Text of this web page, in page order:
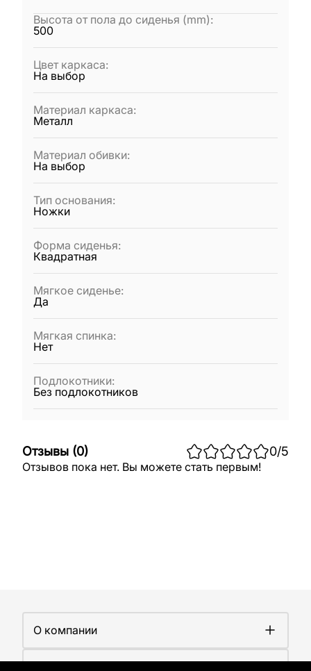
Высота от пола до сиденья (mm):
500
Цвет каркаса:
На выбор
Материал каркаса:
Металл
Материал обивки:
На выбор
Тип основания:
Ножки
Форма сиденья:
Квадратная
Мягкое сиденье:
Да
Мягкая спинка:
Нет
Подлокотники:
Без подлокотников
Отзывы (0) 0/5
Отзывов пока нет. Вы можете стать первым!
О компании